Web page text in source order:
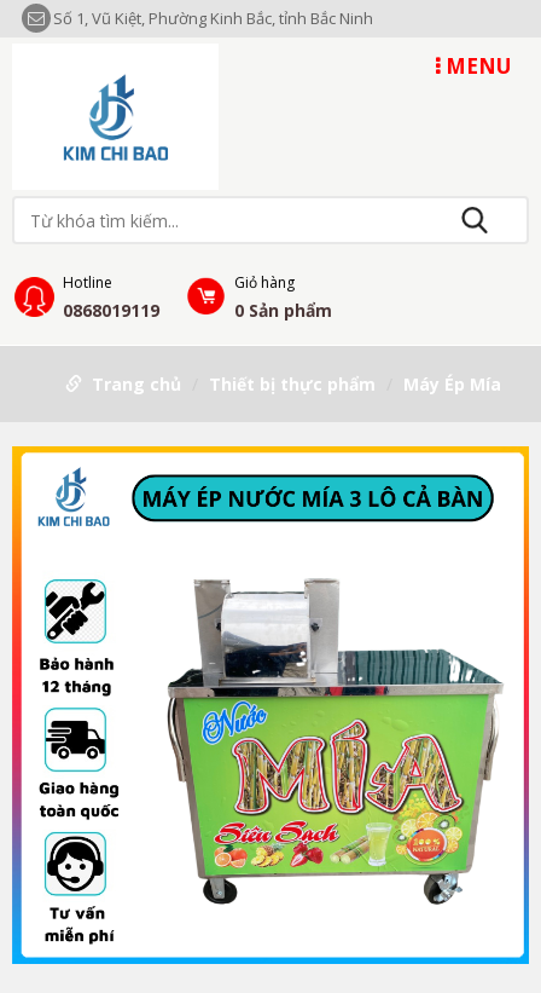
Số 1, Vũ Kiệt, Phường Kinh Bắc, tỉnh Bắc Ninh
MENU
Hotline
0868019119
Giỏ hàng
0 Sản phẩm
Trang chủ Thiết bị thực phẩm Máy Ép Mía